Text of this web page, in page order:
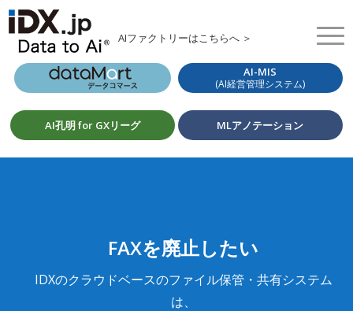
AIファクトリーはこちらへ ＞
AI-MIS
(AI経営管理システム)
AI孔明 for GXリーグ MLアノテーション
FAXを廃止したい
IDXのクラウドベースのファイル保管・共有システム
は、